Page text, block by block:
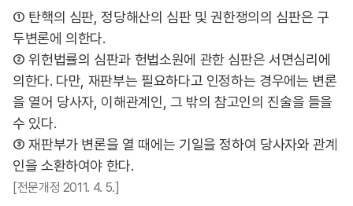
① 탄핵의 심판, 정당해산의 심판 및 권한쟁의의 심판은 구
두변론에 의한다.
② 위헌법률의 심판과 헌법소원에 관한 심판은 서면심리에
의한다. 다만, 재판부는 필요하다고 인정하는 경우에는 변론
을 열어 당사자, 이해관계인, 그 밖의 참고인의 진술을 들을
수 있다.
③ 재판부가 변론을 열 때에는 기일을 정하여 당사자와 관계
인을 소환하여야 한다.
[전문개정 2011. 4. 5.]